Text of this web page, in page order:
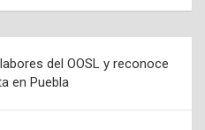
del OOSL y reconoce
en Puebla